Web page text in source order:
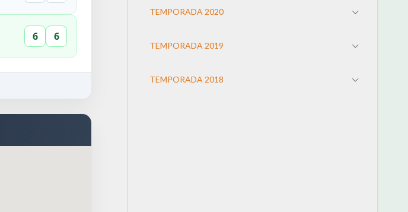
6 6
TEMPORADA 2020
TEMPORADA 2019
TEMPORADA 2018